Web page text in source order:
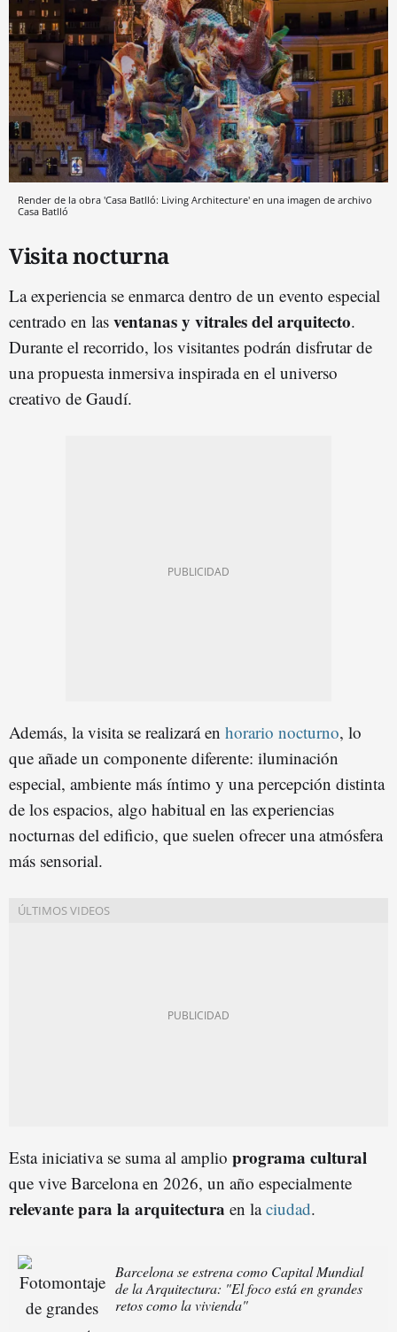
Render de la obra 'Casa Batlló: Living Architecture' en una imagen de archivo
Casa Batlló
Visita nocturna
La experiencia se enmarca dentro de un evento especial
centrado en las ventanas y vitrales del arquitecto.
Durante el recorrido, los visitantes podrán disfrutar de
una propuesta inmersiva inspirada en el universo
creativo de Gaudí.
Además, la visita se realizará en horario nocturno, lo
que añade un componente diferente: iluminación
especial, ambiente más íntimo y una percepción distinta
de los espacios, algo habitual en las experiencias
nocturnas del edificio, que suelen ofrecer una atmósfera
más sensorial.
Esta iniciativa se suma al amplio programa cultural
que vive Barcelona en 2026, un año especialmente
relevante para la arquitectura en laciudad.
Barcelona se estrena como Capital Mundial
de la Arquitectura: "El foco está en grandes
retos como la vivienda"